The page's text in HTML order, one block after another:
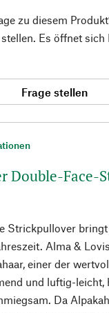
Double-Face-
Strickpullover
Alma &
einer der
und luftig-leicht,
Da
zu diesem
Es öffnet
Frage stellen